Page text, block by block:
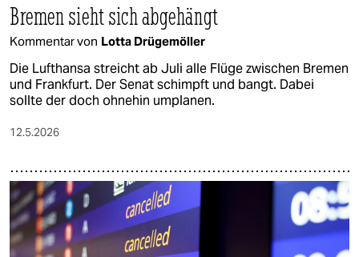
Bremen sieht sich abgehängt
Kommentar von Lotta Drügemöller
Die Lufthansa streicht ab Juli alle Flüge zwischen Bremen
und Frankfurt. Der Senat schimpft und bangt. Dabei
sollte der doch ohnehin umplanen.
12.5.2026